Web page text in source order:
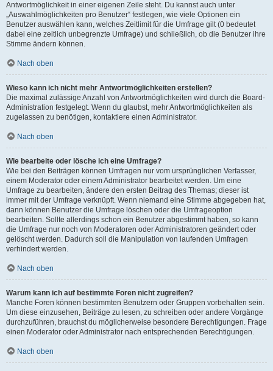
Antwortmöglichkeit in einer eigenen Zeile steht. Du kannst auch unter
„Auswahlmöglichkeiten pro Benutzer“ festlegen, wie viele Optionen ein
Benutzer auswählen kann, welches Zeitlimit für die Umfrage gilt (0 bedeutet
dabei eine zeitlich unbegrenzte Umfrage) und schließlich, ob die Benutzer ihre
Stimme ändern können.
Nach oben
Wieso kann ich nicht mehr Antwortmöglichkeiten erstellen?
Die maximal zulässige Anzahl von Antwortmöglichkeiten wird durch die Board-
Administration festgelegt. Wenn du glaubst, mehr Antwortmöglichkeiten als
zugelassen zu benötigen, kontaktiere einen Administrator.
Nach oben
Wie bearbeite oder lösche ich eine Umfrage?
Wie bei den Beiträgen können Umfragen nur vom ursprünglichen Verfasser,
einem Moderator oder einem Administrator bearbeitet werden. Um eine
Umfrage zu bearbeiten, ändere den ersten Beitrag des Themas; dieser ist
immer mit der Umfrage verknüpft. Wenn niemand eine Stimme abgegeben hat,
dann können Benutzer die Umfrage löschen oder die Umfrageoption
bearbeiten. Sollte allerdings schon ein Benutzer abgestimmt haben, so kann
die Umfrage nur noch von Moderatoren oder Administratoren geändert oder
gelöscht werden. Dadurch soll die Manipulation von laufenden Umfragen
verhindert werden.
Nach oben
Warum kann ich auf bestimmte Foren nicht zugreifen?
Manche Foren können bestimmten Benutzern oder Gruppen vorbehalten sein.
Um diese einzusehen, Beiträge zu lesen, zu schreiben oder andere Vorgänge
durchzuführen, brauchst du möglicherweise besondere Berechtigungen. Frage
einen Moderator oder Administrator nach entsprechenden Berechtigungen.
Nach oben